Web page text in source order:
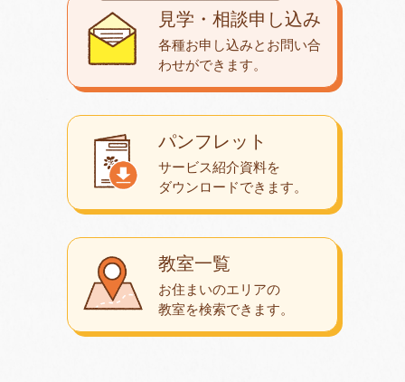
教室一覧
お住まいのエリアの
教室を検索できます。
パンフレット
サービス紹介資料を
ダウンロードできます。
見学・相談申し込み
各種お申し込みとお問い合
わせができます。